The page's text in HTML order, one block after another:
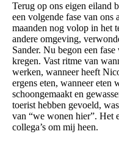
Terug op ons eigen eiland
een volgende fase van ons
maanden nog volop in het
andere omgeving,
Sander. Nu begon een
kregen. Vast ritme van
werken, wanneer heeft
ergens eten, wanneer eten
schoongemaakt en
toerist hebben gevoeld,
van “we wonen hier”. Het
collega’s om mij heen.